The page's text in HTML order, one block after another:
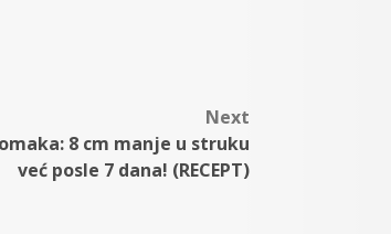
Next
8 cm manje u struku
već posle 7 dana! (RECEPT)